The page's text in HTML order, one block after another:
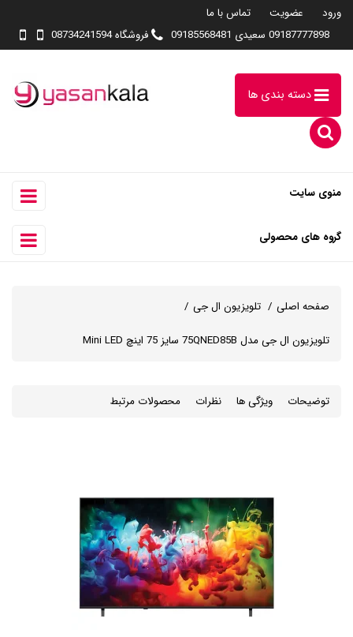
ورود عضویت
تماس با ما
09187777898 سعیدی 09185568481
فروشگاه 08734241594
دسته بندی ها
منوی سایت
گروه های محصولی
صفحه اصلی تلویزیون ال جی
تلویزیون ال جی مدل 75QNED85B سایز 75 اینچ Mini LED
توضیحات ویژگی ها نظرات محصولات مرتبط